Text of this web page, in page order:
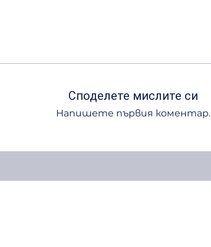
Споделете мислите си
Напишете първия коментар.